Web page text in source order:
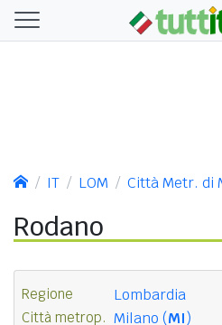
IT LOM Città Metr. di
Rodano
Regione Lombardia
Città metrop. Milano (MI)